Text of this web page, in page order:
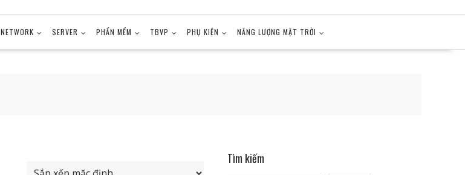
NETWORK SERVER PHẦN MỀM TBVP PHỤ KIỆN NĂNG LƯỢNG MẶT TRỜI
Tìm kiếm